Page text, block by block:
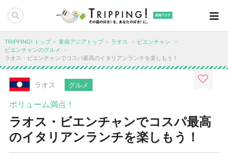
東南アジア
TRIPPING! トップ 東南アジアトップ ラオス
ビエンチャン
ビエンチャンのグルメ
ラオス・ビエンチャンでコスパ最高のイタリアンランチを楽しもう！
ラオス グルメ
ボリューム満点！
ラオス・ビエンチャンでコスパ最高
のイタリアンランチを楽しもう！